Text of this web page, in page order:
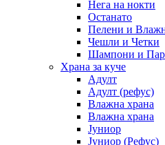
Нега на нокти
Останато
Пелени и
Чешли и Четки
Шампони и
Храна за куче
Адулт
Адулт (рефус)
Влажна храна
Влажна храна
Јуниор
Јуниор (Рефус)